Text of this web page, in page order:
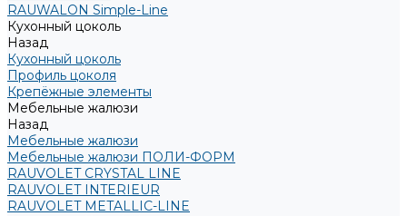
RAUWALON Simple-Line
Кухонный цоколь
Назад
Кухонный цоколь
Профиль цоколя
Крепёжные элементы
Мебельные жалюзи
Назад
Мебельные жалюзи
Мебельные жалюзи ПОЛИ-ФОРМ
RAUVOLET CRYSTAL LINE
RAUVOLET INTERIEUR
RAUVOLET METALLIC-LINE